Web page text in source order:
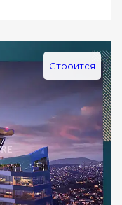
Строится